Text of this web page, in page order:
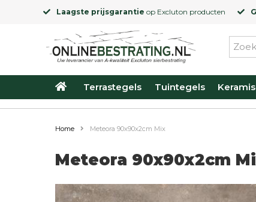
Laagste prijsgarantie op Excluton producten
Terrastegels Tuintegels
Home Meteora 90x90x2cm Mix
Meteora 90x90x2cm